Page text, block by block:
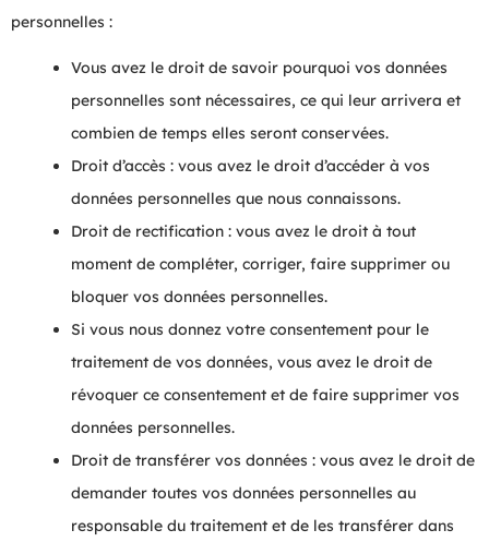
personnelles :
Vous avez le droit de savoir pourquoi vos données
personnelles sont nécessaires, ce qui leur arrivera et
combien de temps elles seront conservées.
Droit d’accès : vous avez le droit d’accéder à vos
données personnelles que nous connaissons.
Droit de rectification : vous avez le droit à tout
moment de compléter, corriger, faire supprimer ou
bloquer vos données personnelles.
Si vous nous donnez votre consentement pour le
traitement de vos données, vous avez le droit de
révoquer ce consentement et de faire supprimer vos
données personnelles.
Droit de transférer vos données : vous avez le droit de
demander toutes vos données personnelles au
responsable du traitement et de les transférer dans